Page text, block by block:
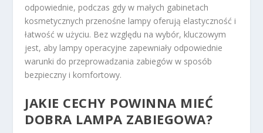
odpowiednie, podczas gdy w małych gabinetach
kosmetycznych przenośne lampy oferują elastyczność i
łatwość w użyciu. Bez względu na wybór, kluczowym
jest, aby lampy operacyjne zapewniały odpowiednie
warunki do przeprowadzania zabiegów w sposób
bezpieczny i komfortowy.
JAKIE CECHY POWINNA MIEĆ
DOBRA LAMPA ZABIEGOWA?